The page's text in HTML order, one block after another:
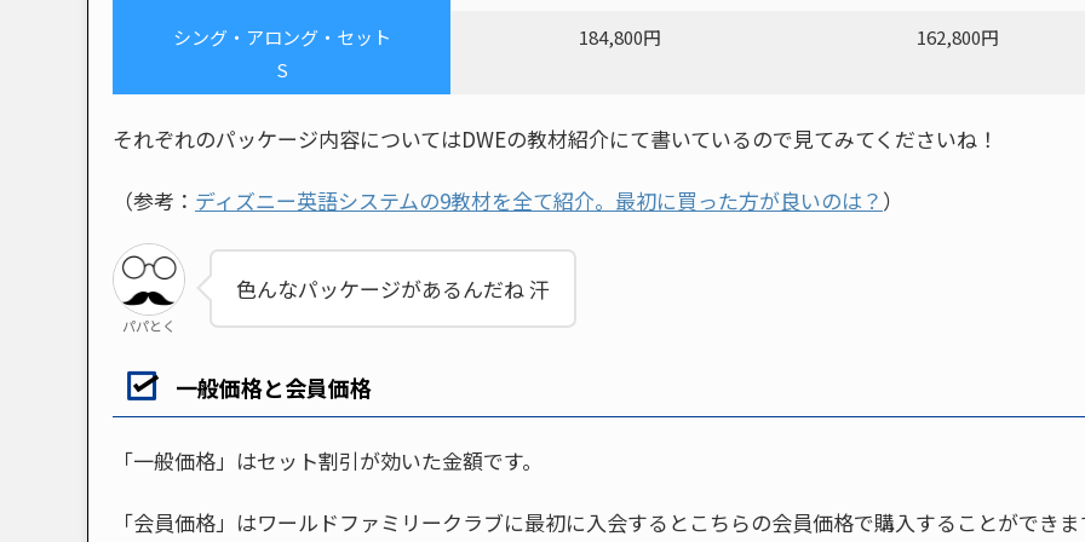
シング・アロング・セット
S
184,800円 162,800円
それぞれのパッケージ内容についてはDWEの教材紹介にて書いているので見てみてくださいね！
（参考： ディズニー英語システムの9教材を全て紹介。最初に買った方が良いのは？ ）
パパとく
色んなパッケージがあるんだね 汗
一般価格と会員価格
「一般価格」はセット割引が効いた金額です。
「会員価格」はワールドファミリークラブに最初に入会するとこちらの会員価格で購入することができま